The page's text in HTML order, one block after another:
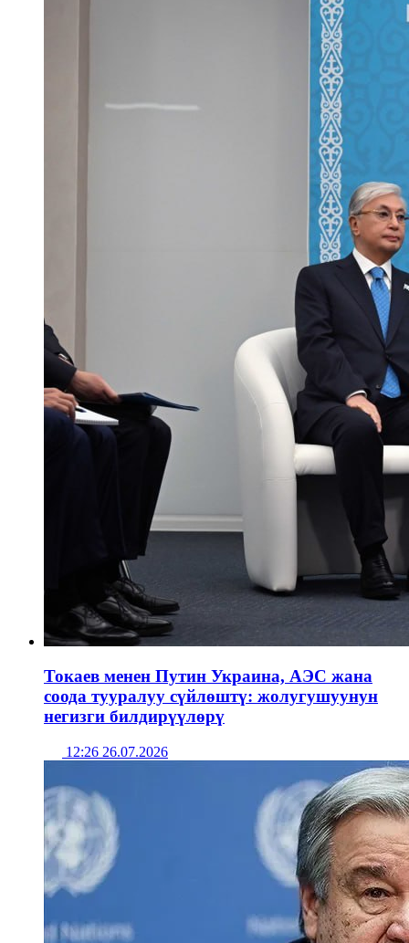
Токаев менен Путин Украина, АЭС жана
соода тууралуу сүйлөштү: жолугушуунун
негизги билдирүүлөрү
12:26 26.07.2026